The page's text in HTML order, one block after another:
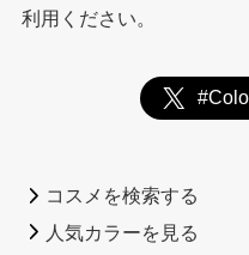
利用ください。
コスメを検索する
人気カラーを見る